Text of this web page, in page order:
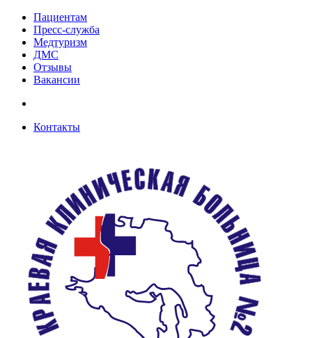
Пациентам
Пресс-служба
Медтуризм
ДМС
Отзывы
Вакансии
Контакты